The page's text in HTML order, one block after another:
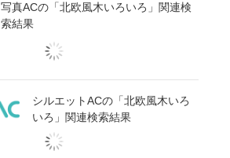
写真ACの「北欧風木いろいろ」関連検
索結果
シルエットACの「北欧風木いろ
いろ」関連検索結果